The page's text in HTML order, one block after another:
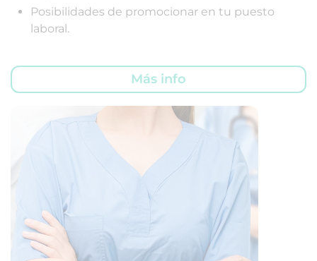
Posibilidades de promocionar en tu puesto
laboral.
Más info